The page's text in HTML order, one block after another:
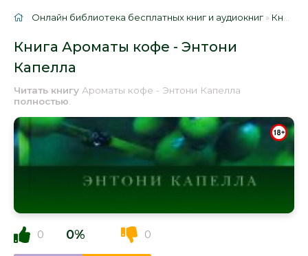
Онлайн библиотека бесплатных книг и аудиокниг » Книги
Книга Ароматы кофе - Энтони
Капелла
Читать книгу Ароматы кофе - Энтони Капелла
полностью
0 0% 0